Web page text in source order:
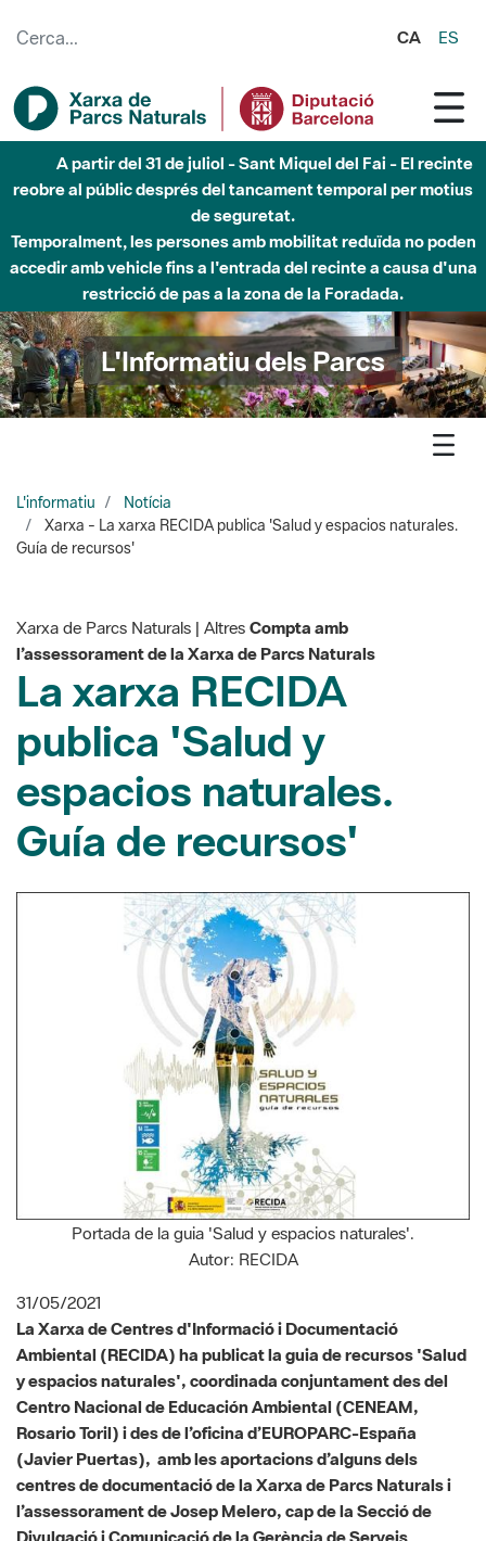
CA ES
Fins al desembre de 2026 - Parc Fluvial Besòs -
Afectacions a la llera del Parc Fluvial del Besòs degut a
obres de construcció d'una passera sobre el riu
L'Informatiu dels Parcs
L'informatiu
Notícia
Xarxa - La xarxa RECIDA publica 'Salud y espacios naturales.
Xarxa de Parcs Naturals | Altres
La xarxa RECIDA
publica 'Salud y
espacios naturales.
Guía de recursos'
Portada de la guia 'Salud y espacios naturales'.
Autor: RECIDA
31/05/2021
La Xarxa de Centres d'Informació i Documentació
y espacios naturales', coordinada conjuntament des del
Centro Nacional de Educación Ambiental (CENEAM,
Rosario Toril) i des de l’oficina d’EUROPARC-España
(Javier Puertas), amb les aportacions d’alguns dels
centres de documentació de la Xarxa de Parcs Naturals i
l’assessorament de Josep Melero, cap de la Secció de
Divulgació i Comunicació de la Gerència de Serveis
d'Espais Naturals de la Diputació de Barcelona.
Aquesta guiaaporta un ampli recull de recursos sobre els